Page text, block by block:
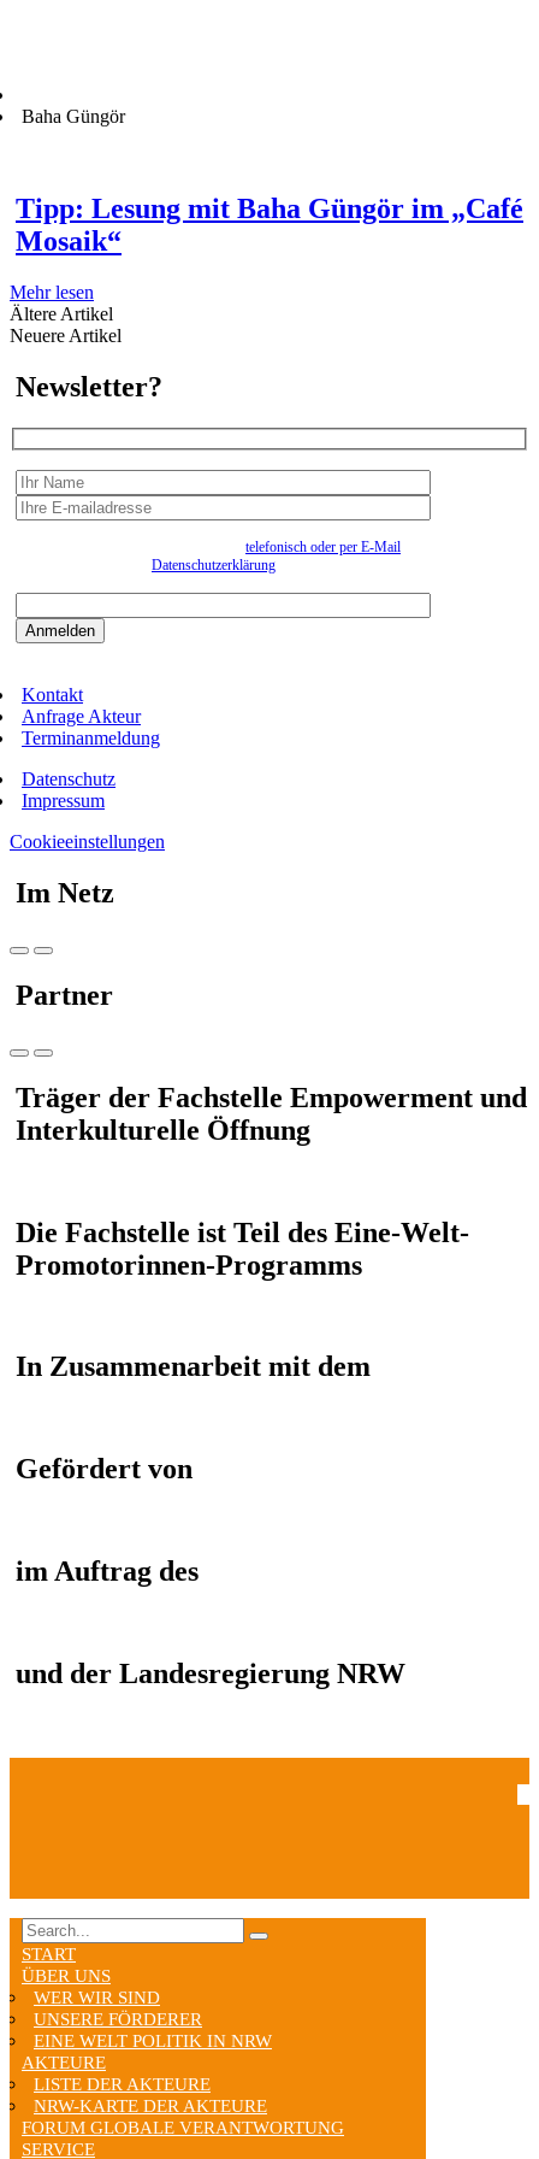
Baha Güngör
Tipp: Lesung mit Baha Güngör im „Café
Mosaik“
Mehr lesen
Ältere Artikel
Neuere Artikel
Newsletter?
telefonisch oder per E-Mail
Datenschutzerklärung
Kontakt
Anfrage Akteur
Terminanmeldung
Datenschutz
Impressum
Cookieeinstellungen
Im Netz
Partner
Träger der Fachstelle Empowerment und
Interkulturelle Öffnung
Die Fachstelle ist Teil des Eine-Welt-
Promotorinnen-Programms
In Zusammenarbeit mit dem
Gefördert von
im Auftrag des
und der Landesregierung NRW
START
ÜBER UNS
WER WIR SIND
UNSERE FÖRDERER
EINE WELT POLITIK IN NRW
AKTEURE
LISTE DER AKTEURE
NRW-KARTE DER AKTEURE
FORUM GLOBALE VERANTWORTUNG
SERVICE